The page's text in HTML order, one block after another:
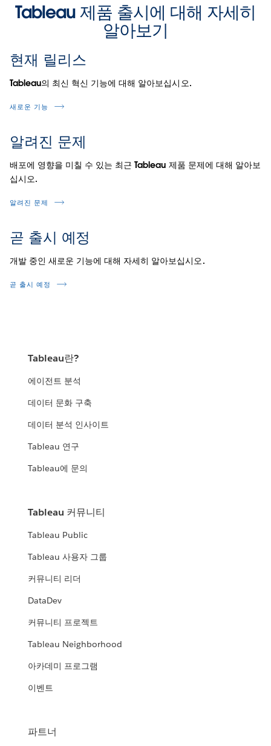
Tableau 제품 출시에 대해 자세히
알아보기
현재 릴리스
Tableau의 최신 혁신 기능에 대해 알아보십시오.
새로운 기능
알려진 문제
배포에 영향을 미칠 수 있는 최근 Tableau 제품 문제에 대해 알아보
십시오.
알려진 문제
곧 출시 예정
개발 중인 새로운 기능에 대해 자세히 알아보십시오.
곧 출시 예정
Tableau란?
에이전트 분석
데이터 문화 구축
데이터 분석 인사이트
Tableau 연구
Tableau에 문의
Tableau 커뮤니티
Tableau Public
Tableau 사용자 그룹
커뮤니티 리더
DataDev
커뮤니티 프로젝트
Tableau Neighborhood
아카데미 프로그램
이벤트
파트너